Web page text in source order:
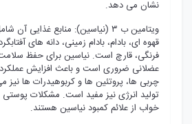
نشان می دهد.
ویتامین ب ۳ (نیاسین): منابع غذایی
قهوه ای، بادام، بادام زمینی، دانه های
فرنگی، قارچ است. نیاسین برای حفظ
عضلانی ضروری است و باعث افزایش
چربی ها، پروتئین ها و کربوهیدرات ها نیز
تولید انرژی نیز مفید است. مشکلات پوستی
خواب از علائم کمبود نیاسین هستند.